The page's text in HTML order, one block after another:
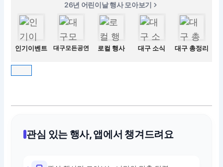
26년 어린이날 행사 모아보기
인기이벤트 대구모든공연 로컬 행사 대구 소식 대구 총정리
관심 있는 행사, 앱에서 챙겨드려요